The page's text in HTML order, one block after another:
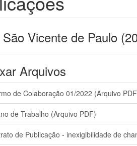
São Vicente de Paulo
Arquivos
de Colaboração 01/2022 (Arquivo
de Trabalho (Arquivo PDF)
de Publicação - inexigibilidade de